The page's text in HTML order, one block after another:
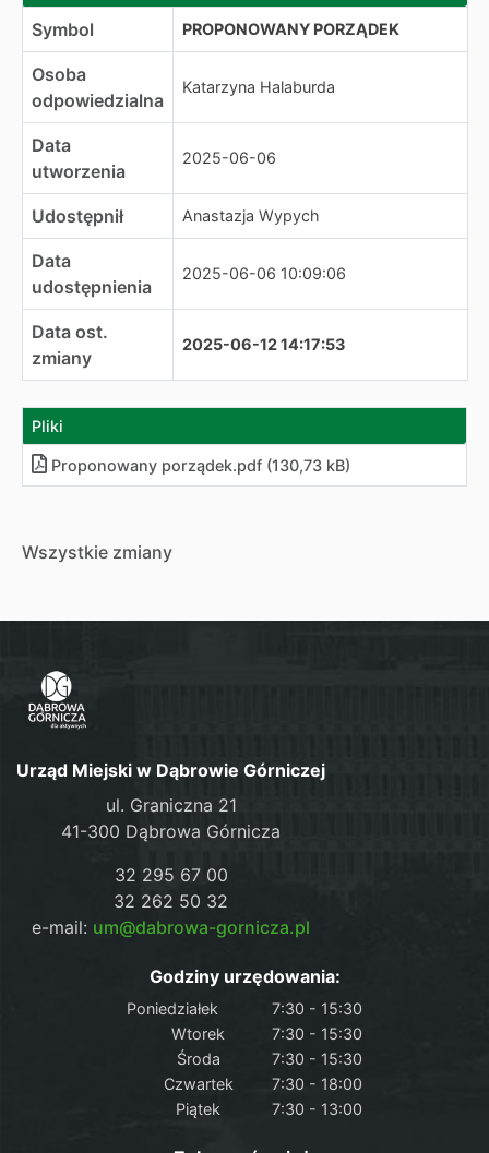
Symbol PROPONOWANY PORZĄDEK
Osoba
odpowiedzialna
Katarzyna Halaburda
Data
utworzenia
2025-06-06
Udostępnił Anastazja Wypych
Data
udostępnienia
2025-06-06 10:09:06
Data ost.
zmiany
2025-06-12 14:17:53
Pliki
Proponowany porządek.pdf (130,73 kB)
Wszystkie zmiany
Urząd Miejski w Dąbrowie Górniczej
ul. Graniczna 21
41-300 Dąbrowa Górnicza
32 295 67 00
32 262 50 32
e-mail: um@dabrowa-gornicza.pl
Godziny urzędowania:
Poniedziałek
7:30 - 15:30
Wtorek
7:30 - 15:30
Środa
7:30 - 15:30
Czwartek
7:30 - 18:00
Piątek
7:30 - 13:00